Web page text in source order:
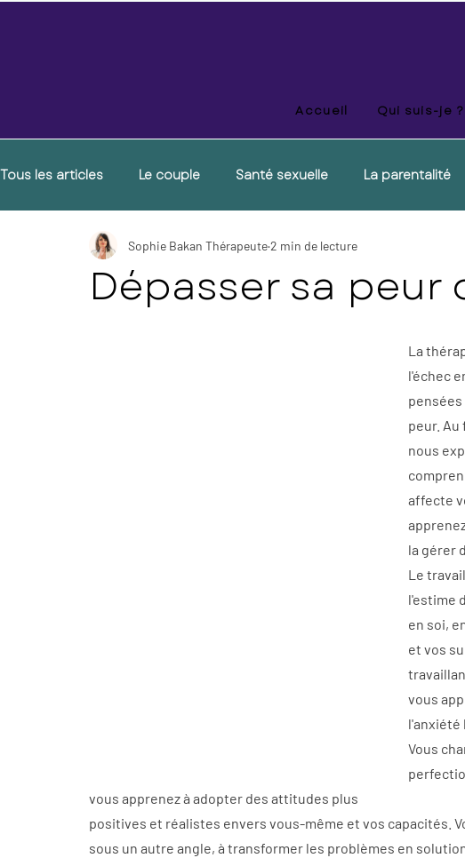
Accueil Qui suis-je ?
ue le puy en velay, thérapie
sexologue haute loire, thérapie de
conseiller conjugal le puy en velay,
Hypnose puy en velay, hypnose haute
hypnose france, hypnose auvergne,
fumer, hypnotherapie le puy en velay,
Tous les articles Le couple Santé sexuelle La parentalité
Dépasser sa peur
Sophie Bakan Thérapeute2 min de lecture
La
l'échec
peur. Au
nous
affecte
la gérer
Le
l'estime
en soi,
et vos
vous
l'anxiété
Vous
vous apprenez à adopter des attitudes plus
positives et réalistes envers vous-même et vos capacités.
sous un autre angle, à transformer les problèmes en